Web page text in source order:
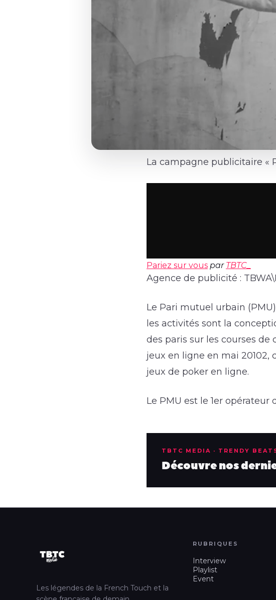
La campagne publicitaire «
Pariez sur vous par TBTC_
Agence de publicité :
Le Pari mutuel urbain
les activités sont la
des paris sur les courses de
jeux en ligne en mai 20102,
jeux de poker en ligne.
Le PMU est le 1er
TBTC MEDIA · TRENDY
Découvre nos
Les légendes de la French Touch et la
RUBRIQUES
Interview
Playlist
Event